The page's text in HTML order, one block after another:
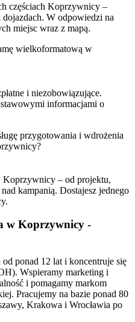
częściach Koprzywnicy –
W odpowiedzi na
miejsc wraz z mapą.
wielkoformatową w
i niezobowiązujące.
informacjami o
przygotowania i wdrożenia
Koprzywnicy – od projektu,
kampanią. Dostajesz jednego
w Koprzywnicy -
ponad 12 lat i koncentruje się
Wspieramy marketing i
i pomagamy markom
Pracujemy na bazie ponad 80
Krakowa i Wrocławia po